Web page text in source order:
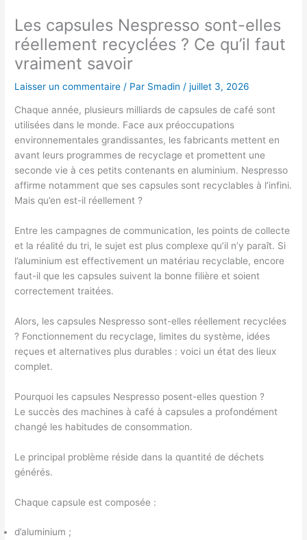
Les capsules Nespresso sont-elles
réellement recyclées ? Ce qu’il faut
vraiment savoir
Laisser un commentaire / Par Smadin /juillet 3, 2026
Chaque année, plusieurs milliards de capsules de café sont
utilisées dans le monde. Face aux préoccupations
environnementales grandissantes, les fabricants mettent en
avant leurs programmes de recyclage et promettent une
seconde vie à ces petits contenants en aluminium. Nespresso
affirme notamment que ses capsules sont recyclables à l’infini.
Mais qu’en est-il réellement ?
Entre les campagnes de communication, les points de collecte
et la réalité du tri, le sujet est plus complexe qu’il n’y paraît. Si
l’aluminium est effectivement un matériau recyclable, encore
faut-il que les capsules suivent la bonne filière et soient
correctement traitées.
Alors, les capsules Nespresso sont-elles réellement recyclées
? Fonctionnement du recyclage, limites du système, idées
reçues et alternatives plus durables : voici un état des lieux
complet.
Pourquoi les capsules Nespresso posent-elles question ?
Le succès des machines à café à capsules a profondément
changé les habitudes de consommation.
Le principal problème réside dans la quantité de déchets
générés.
Chaque capsule est composée :
d’aluminium ;